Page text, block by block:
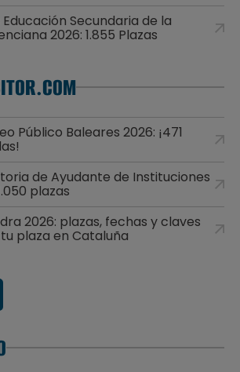
Secundaria de la
2026: 1.855 Plazas
Público Baleares 2026: ¡471
de Ayudante de Instituciones
plazas
2026: plazas, fechas y claves
plaza en Cataluña